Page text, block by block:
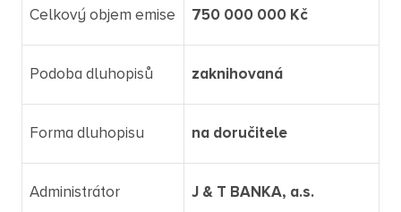
Celkový objem emise 750 000 000 Kč
Podoba dluhopisů zaknihovaná
Forma dluhopisu na doručitele
Administrátor J & T BANKA, a.s.